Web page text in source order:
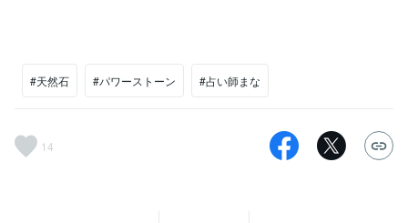
#天然石 #パワーストーン #占い師まな
14